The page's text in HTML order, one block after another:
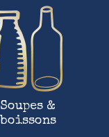
Soupes &
boissons